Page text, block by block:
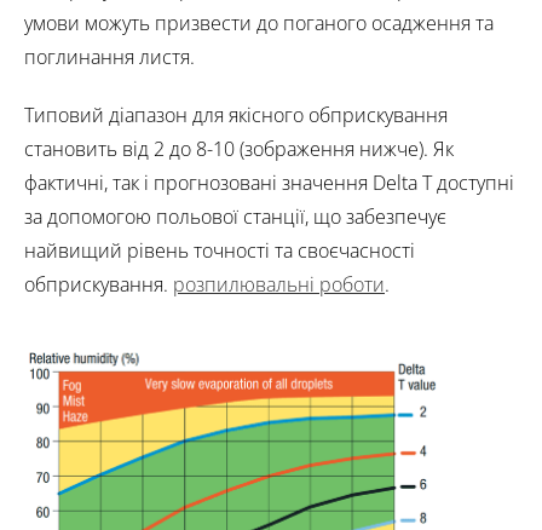
умови можуть призвести до поганого осадження та
поглинання листя.
Типовий діапазон для якісного обприскування
становить від 2 до 8-10 (зображення нижче). Як
фактичні, так і прогнозовані значення Delta T доступні
за допомогою польової станції, що забезпечує
найвищий рівень точності та своєчасності
обприскування. розпилювальні роботи.